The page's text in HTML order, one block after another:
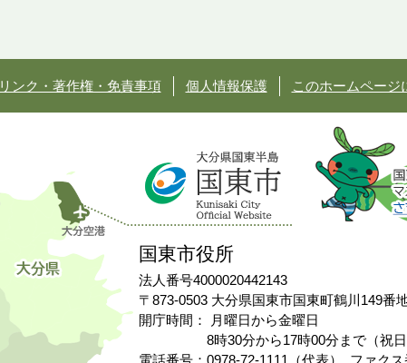
リンク・著作権・免責事項 個人情報保護 このホームページ
国東市役所
法人番号4000020442143
〒873-0503 大分県国東市国東町鶴川149番
開庁時間：
月曜日から金曜日
8時30分から17時00分まで（祝
電話番号：0978-72-1111（代表）
ファク